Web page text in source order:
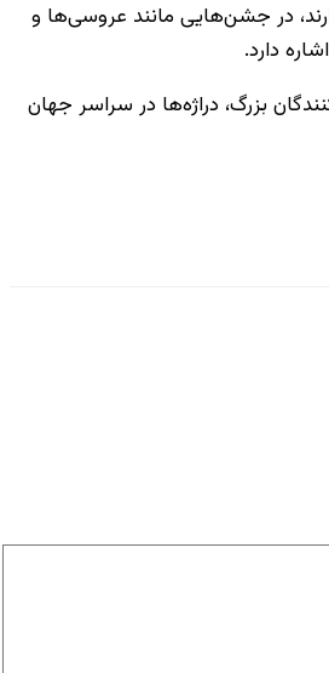
در جشن‌هایی مانند عروسی‌ها و
دارد.
بزرگ، دراژه‌ها در سراسر جهان